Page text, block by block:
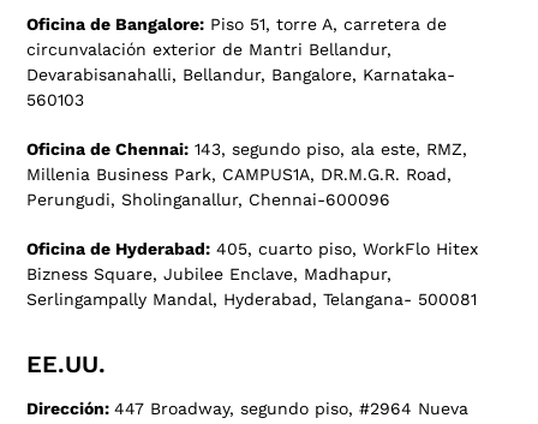
Oficina de Bangalore: Piso 51, torre A, carretera de
circunvalación exterior de Mantri Bellandur,
Devarabisanahalli, Bellandur, Bangalore, Karnataka-
560103
Oficina de Chennai: 143, segundo piso, ala este, RMZ,
Millenia Business Park, CAMPUS1A, DR.M.G.R. Road,
Perungudi, Sholinganallur, Chennai-600096
Oficina de Hyderabad: 405, cuarto piso, WorkFlo Hitex
Bizness Square, Jubilee Enclave, Madhapur,
Serlingampally Mandal, Hyderabad, Telangana- 500081
EE.UU.
Dirección:447 Broadway, segundo piso, #2964 Nueva